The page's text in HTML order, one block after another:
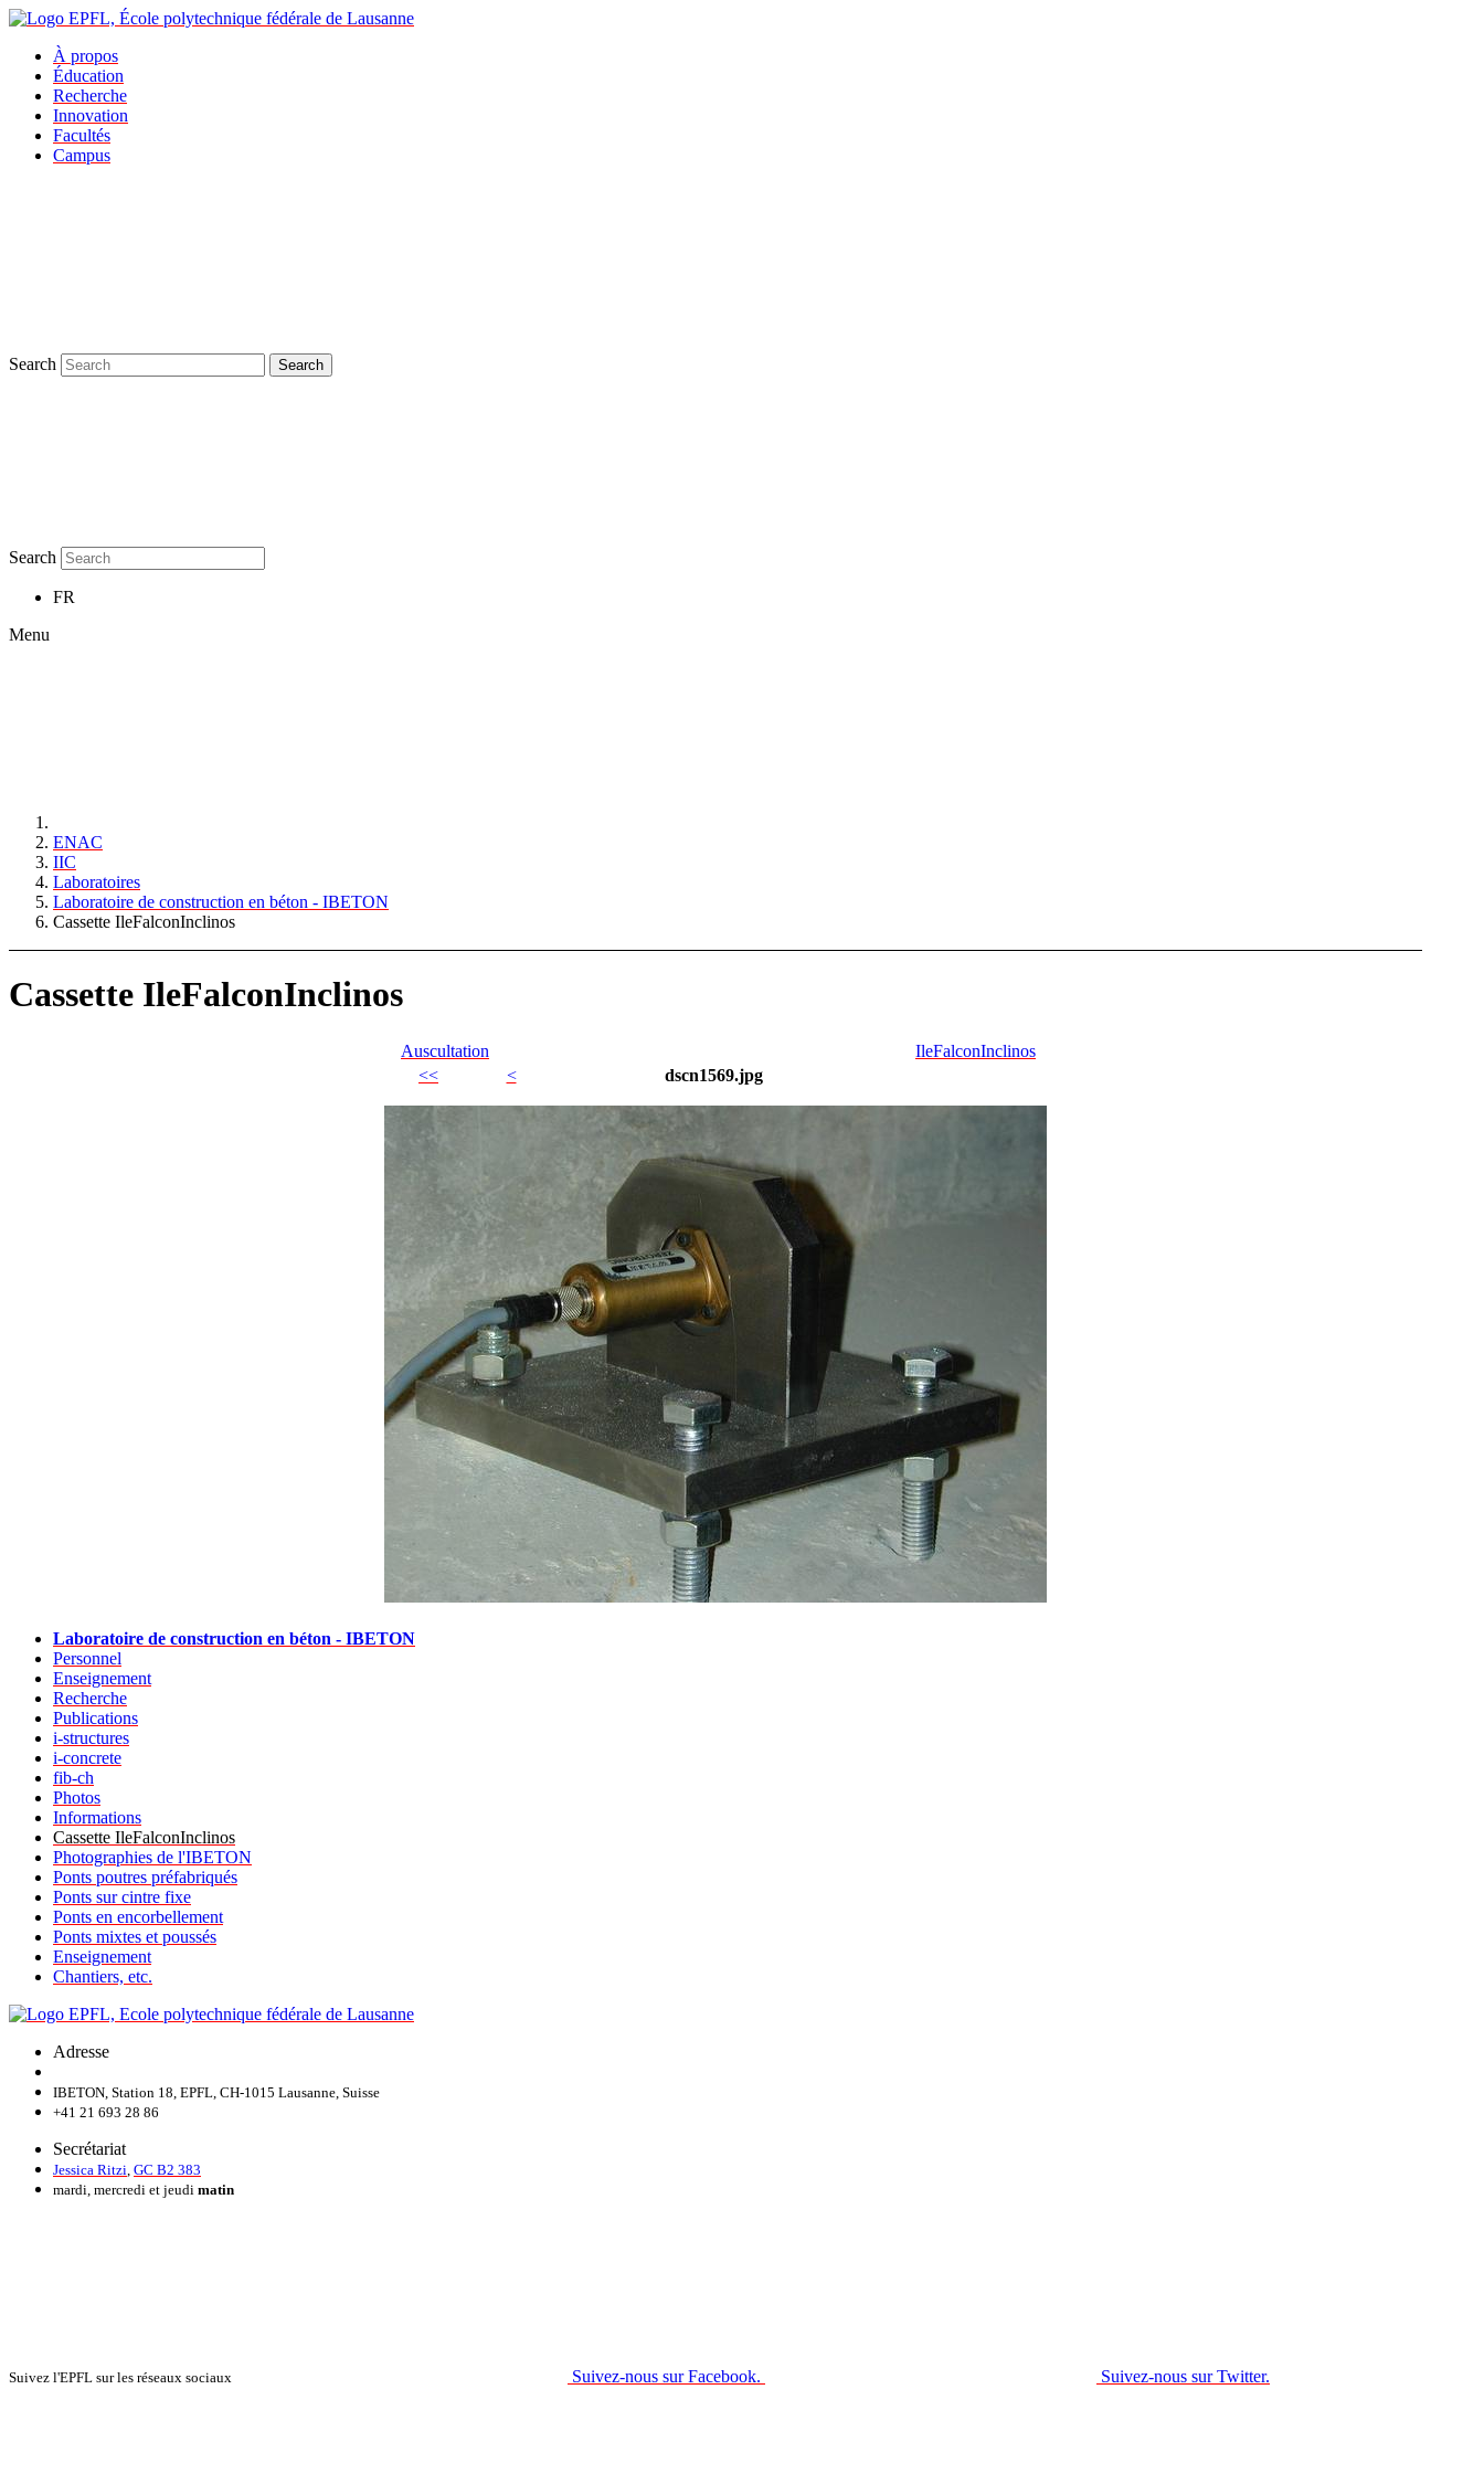
À propos
Éducation
Recherche
Innovation
Facultés
Campus
Search Search
Search
FR
Menu
ENAC
IIC
Laboratoires
Laboratoire de construction en béton - IBETON
Cassette IleFalconInclinos
Cassette IleFalconInclinos
Auscultation
IleFalconInclinos
<<
< dscn1569.jpg
Laboratoire de construction en béton - IBETON
Personnel
Enseignement
Recherche
Publications
i-structures
i-concrete
fib-ch
Photos
Informations
Cassette IleFalconInclinos
Photographies de l'IBETON
Ponts poutres préfabriqués
Ponts sur cintre fixe
Ponts en encorbellement
Ponts mixtes et poussés
Enseignement
Chantiers, etc.
Adresse
IBETON, Station 18, EPFL, CH-1015 Lausanne, Suisse
+41 21 693 28 86
Secrétariat
Jessica Ritzi GC B2 383
mardi, mercredi et jeudi matin
Suivez l'EPFL sur les réseaux sociaux Suivez-nous sur Facebook. Suivez-nous sur Twitter.